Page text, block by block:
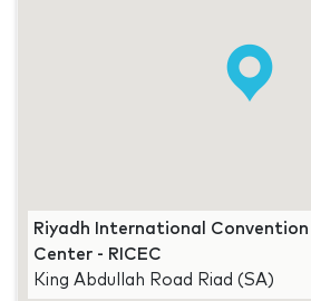
Riyadh International
Center - RICEC
King Abdullah Road Riad (SA)